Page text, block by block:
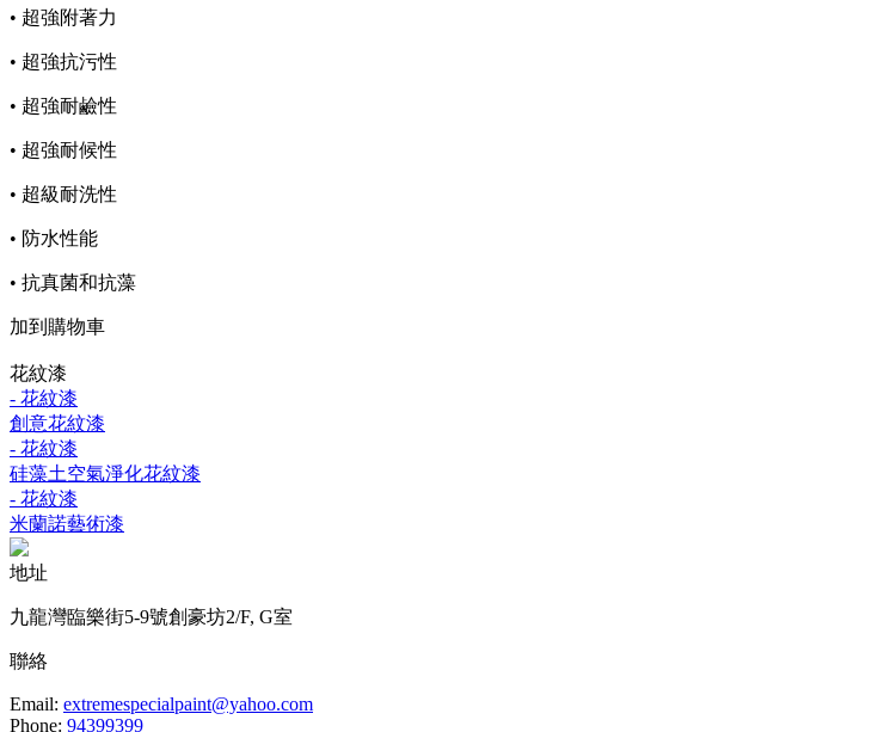
• 超強附著力
• 超強抗污性
• 超強耐鹼性
• 超強耐候性
• 超級耐洗性
• 防水性能
• 抗真菌和抗藻
加到購物車
花紋漆
- 花紋漆
創意花紋漆
- 花紋漆
硅藻土空氣淨化花紋漆
- 花紋漆
米蘭諾藝術漆
地址
九龍灣臨樂街5-9號創豪坊2/F, G室
聯絡
Email: extremespecialpaint@yahoo.com
Phone: 94399399